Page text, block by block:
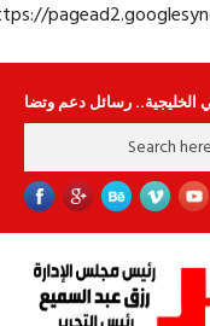
https://
رسائل دعم وتضامن للأشقاء